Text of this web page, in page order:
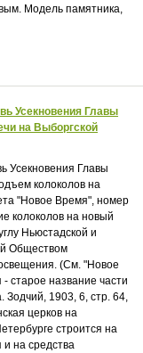
Модель памятника,
Усекновения Главы
на Выборгской
Усекновения Главы
колоколов на
"Новое Время", номер
колоколов на новый
Ньюстадской и
Обществом
(См. "Новое
старое название части
Зодчий, 1903, 6, стр. 64,
церков на
строится на
на средства